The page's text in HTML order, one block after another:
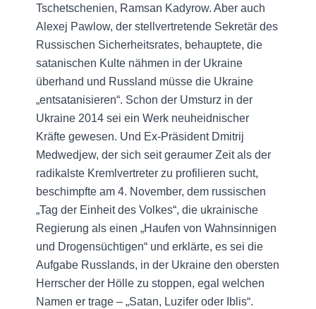
Tschetschenien, Ramsan Kadyrow. Aber auch
Alexej Pawlow, der stellvertretende Sekretär des
Russischen Sicherheitsrates, behauptete, die
satanischen Kulte nähmen in der Ukraine
überhand und Russland müsse die Ukraine
„entsatanisieren“. Schon der Umsturz in der
Ukraine 2014 sei ein Werk neuheidnischer
Kräfte gewesen. Und Ex-Präsident Dmitrij
Medwedjew, der sich seit geraumer Zeit als der
radikalste Kremlvertreter zu profilieren sucht,
beschimpfte am 4. November, dem russischen
„Tag der Einheit des Volkes“, die ukrainische
Regierung als einen „Haufen von Wahnsinnigen
und Drogensüchtigen“ und erklärte, es sei die
Aufgabe Russlands, in der Ukraine den obersten
Herrscher der Hölle zu stoppen, egal welchen
Namen er trage – „Satan, Luzifer oder Iblis“.